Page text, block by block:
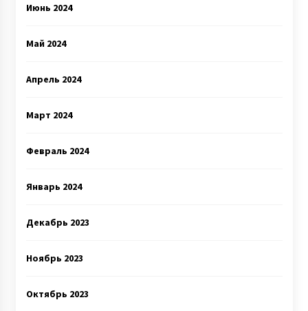
Июнь 2024
Май 2024
Апрель 2024
Март 2024
Февраль 2024
Январь 2024
Декабрь 2023
Ноябрь 2023
Октябрь 2023